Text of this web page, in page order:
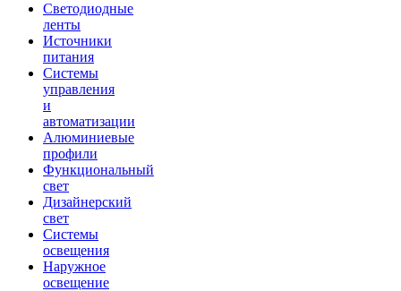
Светодиодные
ленты
Источники
питания
Системы
управления
и
автоматизации
Алюминиевые
профили
Функциональный
свет
Дизайнерский
свет
Системы
освещения
Наружное
освещение